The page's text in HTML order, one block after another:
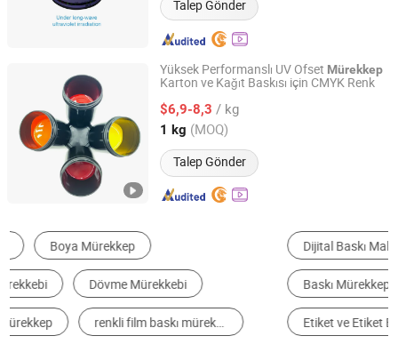
Talep Gönder
Yüksek Performanslı UV Ofset Mürekkep
Karton ve Kağıt Baskısı için CMYK Renk
$6,9-8,3 / kg
1 kg (MOQ)
Talep Gönder
Guangdong Shunfeng Ink Co., Ltd.
Guangdong, China Fiyat 2024
Dijital Baskı Makinesi Fleksografik Baskı
Baskı Mürekkepleri Kodlama Makinesi
Etiket ve Etiket Basım Mürekkep Kartuşu